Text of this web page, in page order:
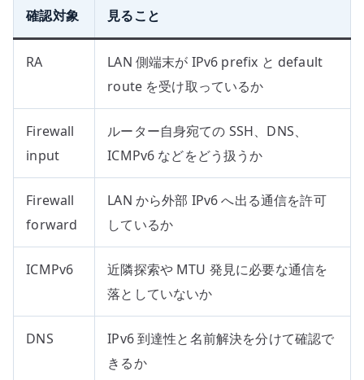
確認対象 見ること
RA
LAN 側端末が IPv6 prefix と default
route を受け取っているか
Firewall
input
ルーター自身宛ての SSH、DNS、
ICMPv6 などをどう扱うか
Firewall
forward
LAN から外部 IPv6 へ出る通信を許可
しているか
ICMPv6
近隣探索や MTU 発見に必要な通信を
落としていないか
DNS
IPv6 到達性と名前解決を分けて確認で
きるか